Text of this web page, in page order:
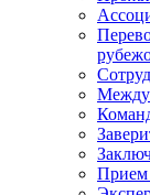
Прием